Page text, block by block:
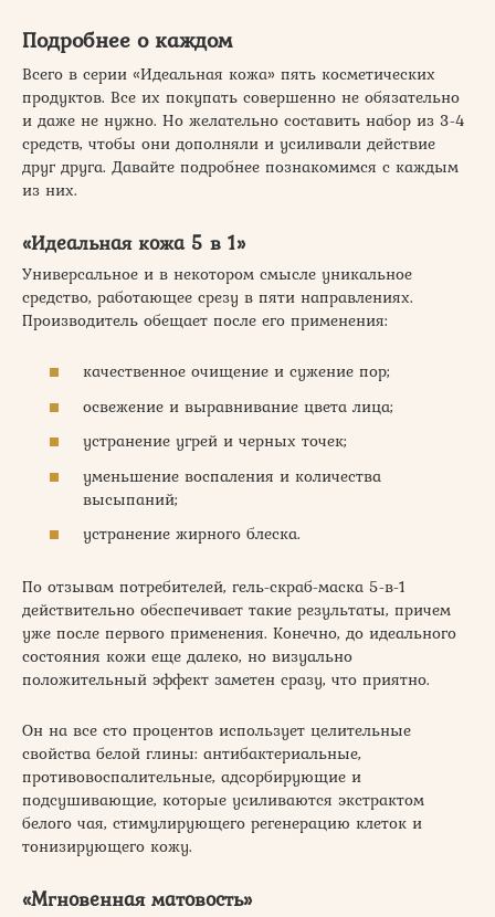
Подробнее о каждом
Всего в серии «Идеальная кожа» пять косметических
продуктов. Все их покупать совершенно не обязательно
и даже не нужно. Но желательно составить набор из 3-4
средств, чтобы они дополняли и усиливали действие
друг друга. Давайте подробнее познакомимся с каждым
из них.
«Идеальная кожа 5 в 1»
Универсальное и в некотором смысле уникальное
средство, работающее срезу в пяти направлениях.
Производитель обещает после его применения:
качественное очищение и сужение пор;
освежение и выравнивание цвета лица;
устранение угрей и черных точек;
уменьшение воспаления и количества
высыпаний;
устранение жирного блеска.
По отзывам потребителей, гель-скраб-маска 5-в-1
действительно обеспечивает такие результаты, причем
уже после первого применения. Конечно, до идеального
состояния кожи еще далеко, но визуально
положительный эффект заметен сразу, что приятно.
Он на все сто процентов использует целительные
свойства белой глины: антибактериальные,
противовоспалительные, адсорбирующие и
подсушивающие, которые усиливаются экстрактом
белого чая, стимулирующего регенерацию клеток и
тонизирующего кожу.
«Мгновенная матовость»